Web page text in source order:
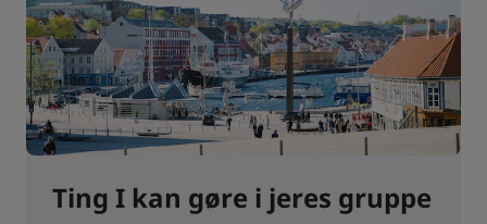
Ting I kan gøre i jeres gruppe